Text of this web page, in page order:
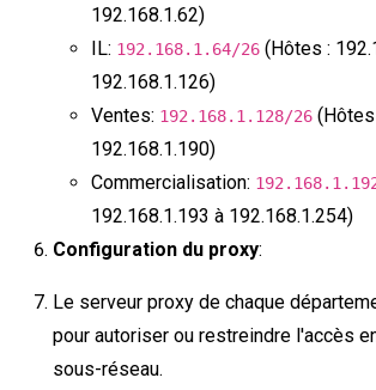
192.168.1.62)
IL: 192.168.1.64/26 (Hôtes :
192.168.1.126)
Ventes: 192.168.1.128/26
192.168.1.190)
Commercialisation:
192.168.1.193 à 192.168.1.254)
Configuration du proxy:
Le serveur proxy de chaque
pour autoriser ou restreindre l'accès
sous-réseau.